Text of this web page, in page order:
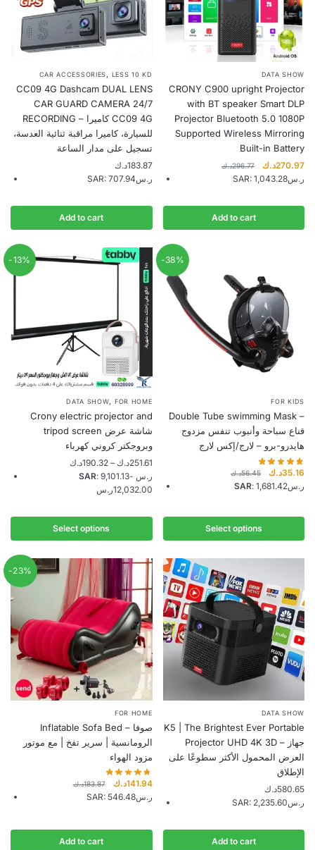
CAR ACCESSORIES, LESS 10 KD
CC09 4G Dashcam DUAL LENS
CAR GUARD CAMERA 24/7
RECORDING – كاميرا CC09 4G
للسيارة، كاميرا مراقبة ثنائية العدسة،
تسجيل على مدار الساعة
183.87د.ك
SAR: 707.94ر.س
Add to cart
DATA SHOW
CRONY C900 upright Projector
with BT speaker Smart DLP
Projector Bluetooth 5.0 1080P
Supported Wireless Mirroring
Built-in Battery
296.77د.ك
Original
price
296.77د.ك.
270.97د.ك
SAR: 1,043.28ر.س
Add to cart
-13%
DATA SHOW, FOR HOME
Crony electric projector and
tripod screen شاشة عرض
وبروجكتر كروني كهرباء
190.32د.ك – 251.61د.ك
Price
range:
190.32د.ك
251.61د.ك
SAR: 9,101.13ر.س -
12,032.00ر.س
Select options
product
may
be
chosen
on
the
page
-38%
FOR KIDS
Double Tube swimming Mask –
قناع سباحة وأنبوب تنفس مزدوج
هايدرو-برو – لارج/إكس لارج
56.45د.ك
Original
price
35.16د.ك
SAR: 1,681.42ر.س
Select options
product
multiple
The
may
be
chosen
on
the
product
page
-23%
FOR HOME
Inflatable Sofa Bed – صوفا
الرومانسية | سرير تفخ | مع موتور
مزود الهواء
183.87د.ك
Original
price
141.94د.ك
Current
price
SAR: 546.48ر.س
Add to cart
DATA SHOW
K5 | The Brightest Ever Portable
Projector UHD 4K 3D – جهاز
العرض المحمول الأكثر سطوعًا على
الإطلاق
580.65د.ك
SAR: 2,235.60ر.س
Add to cart